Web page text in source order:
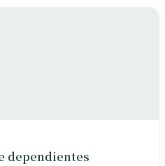
dependientes